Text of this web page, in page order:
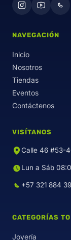
NAVEGACIÓN
Inicio
Nosotros
Tiendas
Eventos
Contáctenos
VISÍTANOS
Calle 46 #53-
Lun a Sáb
+57 321 884
CATEGORÍAS
Joyería